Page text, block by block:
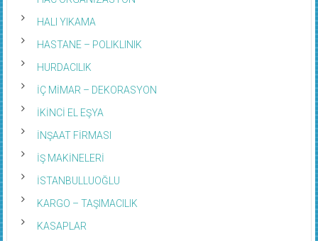
HALI YIKAMA
HASTANE – POLIKLINIK
HURDACILIK
İÇ MİMAR – DEKORASYON
İKİNCİ EL EŞYA
İNŞAAT FİRMASI
İŞ MAKİNELERİ
İSTANBULLUOĞLU
KARGO – TAŞIMACILIK
KASAPLAR